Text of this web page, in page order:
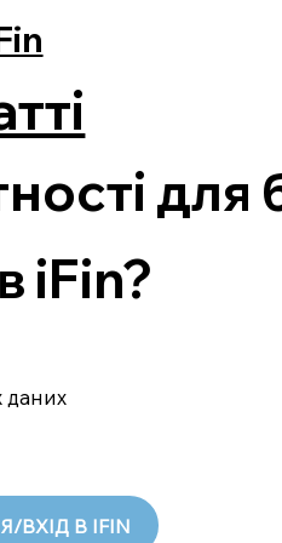
для
iFin?
даних
ВХІД В IFIN